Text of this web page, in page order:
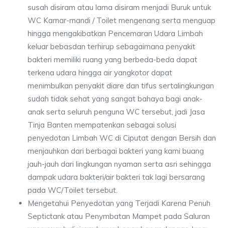
susah disiram atau lama disiram menjadi Buruk untuk
WC Kamar-mandi / Toilet mengenang serta menguap
hingga mengakibatkan Pencemaran Udara Limbah
keluar bebasdan terhirup sebagaimana penyakit
bakteri memiliki ruang yang berbeda-beda dapat
terkena udara hingga air yangkotor dapat
menimbulkan penyakit diare dan tifus sertalingkungan
sudah tidak sehat yang sangat bahaya bagi anak-
anak serta seluruh penguna WC tersebut, jadi Jasa
Tinja Banten mempatenkan sebagai solusi
penyedotan Limbah WC di Ciputat dengan Bersih dan
menjauhkan dari berbagai bakteri yang kami buang
jauh-jauh dari lingkungan nyaman serta asri sehingga
dampak udara bakteri/air bakteri tak lagi bersarang
pada WC/Toilet tersebut.
Mengetahui Penyedotan yang Terjadi Karena Penuh
Septictank atau Penymbatan Mampet pada Saluran